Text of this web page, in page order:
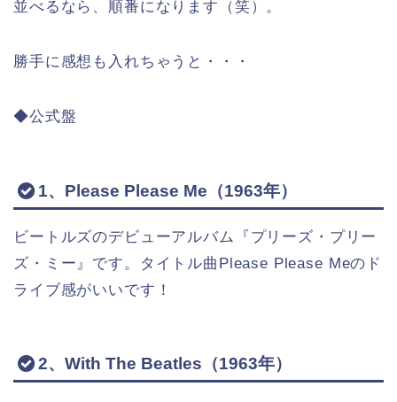
並べるなら、順番になります（笑）。
勝手に感想も入れちゃうと・・・
◆公式盤
1、Please Please Me（1963年）
ビートルズのデビューアルバム『プリーズ・プリー
ズ・ミー』です。タイトル曲Please Please Meのド
ライブ感がいいです！
2、With The Beatles（1963年）